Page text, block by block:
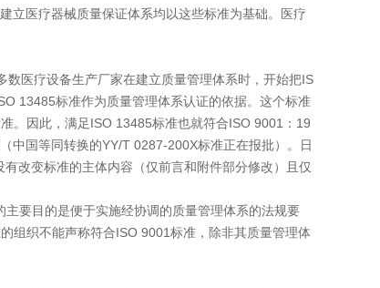
医疗器械质量保证体系均以这些标准为基础。医疗
医疗设备生产厂家在建立质量管理体系时，开始把IS
13485标准作为质量管理体系认证的依据。这个标准
。因此，满足ISO 13485标准也就符合ISO 9001：19
中国等同转换的YY/T 0287-200X标准正在报批）。日
改变标准的主体内容（仅前言和附件部分修改）且仅
要目的是便于实施经协调的质量管理体系的法规要
组织不能声称符合ISO 9001标准，除非其质量管理体